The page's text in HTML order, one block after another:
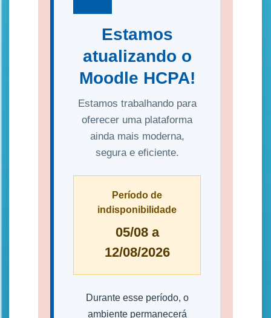
Estamos
atualizando o
Moodle HCPA!
Estamos trabalhando para
oferecer uma plataforma
ainda mais moderna,
segura e eficiente.
Período de
indisponibilidade
05/08 a
12/08/2026
Durante esse período, o
ambiente permanecerá